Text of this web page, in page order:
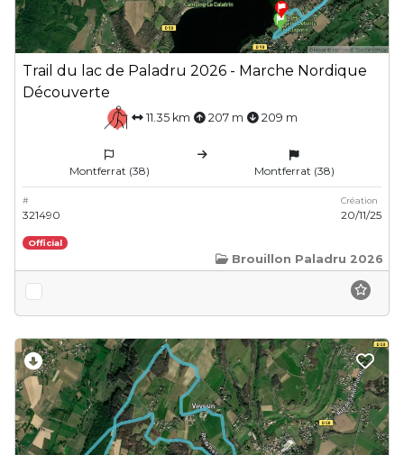
Trail du lac de Paladru 2026 - Marche Nordique
Découverte
11.35 km 207 m 209 m
Montferrat (38) Montferrat (38)
#
321490
Création
20/11/25
Official
Brouillon Paladru 2026